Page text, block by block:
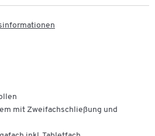
mit Zweifachschließung und